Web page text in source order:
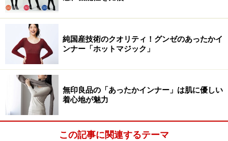
純国産技術のクオリティ！グンゼのあったかイ
ンナー「ホットマジック」
無印良品の「あったかインナー」は肌に優しい
着心地が魅力
この記事に関連するテーマ